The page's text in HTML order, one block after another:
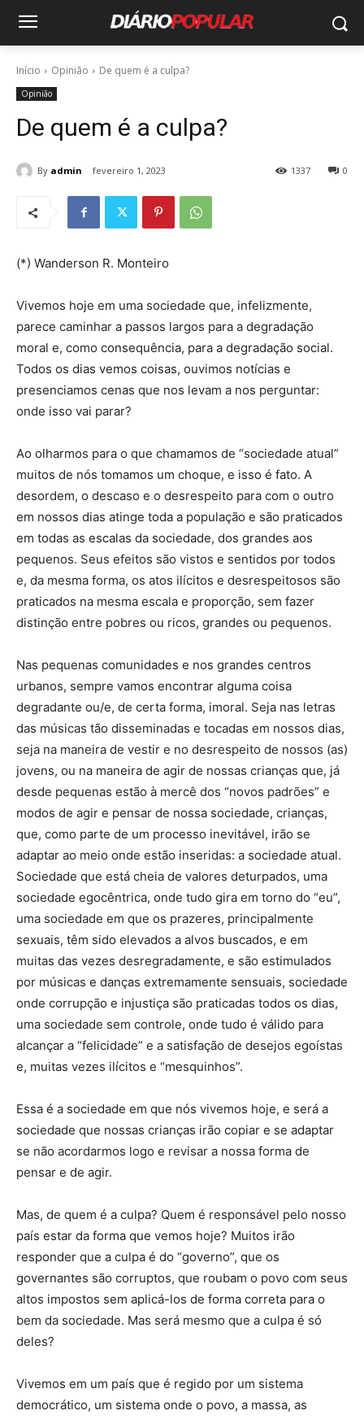
Início Opinião De quem é a culpa?
Opinião
De quem é a culpa?
By admin fevereiro 1, 2023 0
1337
(*) Wanderson R. Monteiro
Vivemos hoje em uma sociedade que, infelizmente,
parece caminhar a passos largos para a degradação
moral e, como consequência, para a degradação social.
Todos os dias vemos coisas, ouvimos notícias e
presenciamos cenas que nos levam a nos perguntar:
onde isso vai parar?
Ao olharmos para o que chamamos de “sociedade atual”
muitos de nós tomamos um choque, e isso é fato. A
desordem, o descaso e o desrespeito para com o outro
em nossos dias atinge toda a população e são praticados
em todas as escalas da sociedade, dos grandes aos
pequenos. Seus efeitos são vistos e sentidos por todos
e, da mesma forma, os atos ilícitos e desrespeitosos são
praticados na mesma escala e proporção, sem fazer
distinção entre pobres ou ricos, grandes ou pequenos.
Nas pequenas comunidades e nos grandes centros
urbanos, sempre vamos encontrar alguma coisa
degradante ou/e, de certa forma, imoral. Seja nas letras
das músicas tão disseminadas e tocadas em nossos dias,
seja na maneira de vestir e no desrespeito de nossos (as)
jovens, ou na maneira de agir de nossas crianças que, já
desde pequenas estão à mercê dos “novos padrões” e
modos de agir e pensar de nossa sociedade, crianças,
que, como parte de um processo inevitável, irão se
adaptar ao meio onde estão inseridas: a sociedade atual.
Sociedade que está cheia de valores deturpados, uma
sociedade egocêntrica, onde tudo gira em torno do “eu”,
uma sociedade em que os prazeres, principalmente
sexuais, têm sido elevados a alvos buscados, e em
muitas das vezes desregradamente, e são estimulados
por músicas e danças extremamente sensuais, sociedade
onde corrupção e injustiça são praticadas todos os dias,
uma sociedade sem controle, onde tudo é válido para
alcançar a “felicidade” e a satisfação de desejos egoístas
e, muitas vezes ilícitos e “mesquinhos”.
Essa é a sociedade em que nós vivemos hoje, e será a
sociedade que nossas crianças irão copiar e se adaptar
se não acordarmos logo e revisar a nossa forma de
pensar e de agir.
Mas, de quem é a culpa? Quem é responsável pelo nosso
país estar da forma que vemos hoje? Muitos irão
responder que a culpa é do “governo”, que os
governantes são corruptos, que roubam o povo com seus
altos impostos sem aplicá-los de forma correta para o
bem da sociedade. Mas será mesmo que a culpa é só
deles?
Vivemos em um país que é regido por um sistema
democrático, um sistema onde o povo, a massa, as